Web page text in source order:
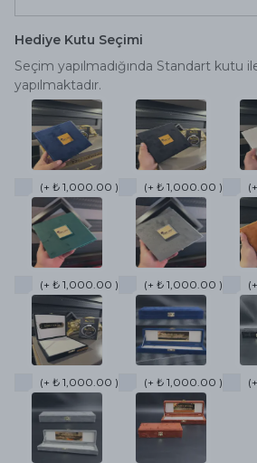
Hediye Kutu Seçimi
Seçim yapılmadığında Standart kutu
yapılmaktadır.
(+ ₺ 1,000.00 ) (+ ₺ 1,000.00 )
(+ ₺ 1,000.00 ) (+ ₺ 1,000.00 )
(+ ₺ 1,000.00 ) (+ ₺ 1,000.00 )